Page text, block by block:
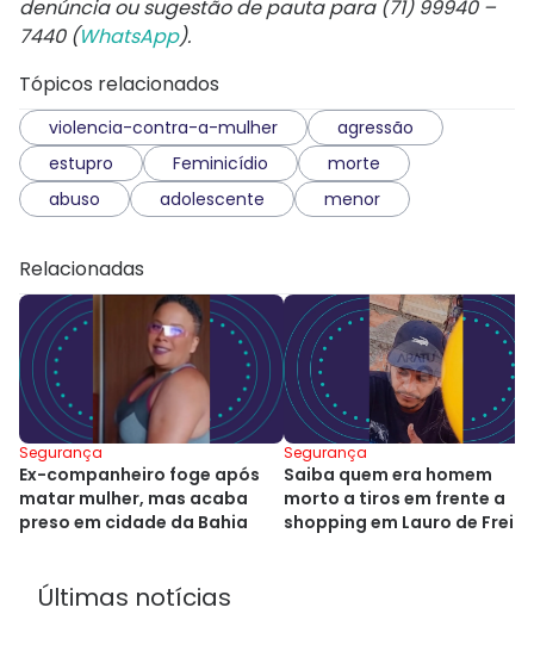
denúncia ou sugestão de pauta para (71) 99940 –
7440 (WhatsApp).
Tópicos relacionados
violencia-contra-a-mulher
agressão
estupro
Feminicídio
morte
abuso
adolescente menor
Relacionadas
Segurança
Ex-companheiro foge após
matar mulher, mas acaba
preso em cidade da Bahia
Segurança
Saiba quem era homem
morto a tiros em frente a
shopping em Lauro de
Últimas notícias